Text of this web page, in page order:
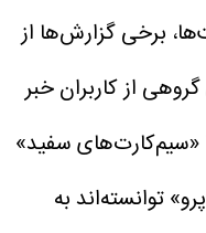
برخی گزارش‌ها از
از کاربران خبر
«سیم‌کارت‌های سفید»
توانسته‌اند به